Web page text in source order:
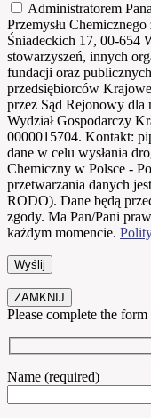
Administratorem
Przemysłu
Śniadeckich 17, 00-654
stowarzyszeń, innych
fundacji oraz
przedsiębiorców
przez Sąd Rejonowy
Wydział Gospodarczy
0000015704. Kontakt:
dane w celu wysłania
Chemiczny w Polsce -
przetwarzania danych
RODO). Dane będą
zgody. Ma Pan/Pani
każdym momencie.
ZAMKNIJ
Please complete the
Name (required)